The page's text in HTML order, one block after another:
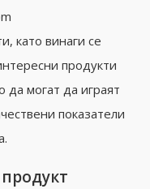
като винаги се
продукти
да могат да играят
показатели